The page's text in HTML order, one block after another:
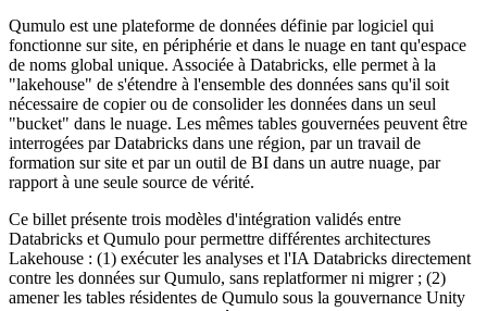
Qumulo est une plateforme de données définie par logiciel qui
fonctionne sur site, en périphérie et dans le nuage en tant qu'espace
de noms global unique. Associée à Databricks, elle permet à la
"lakehouse" de s'étendre à l'ensemble des données sans qu'il soit
nécessaire de copier ou de consolider les données dans un seul
"bucket" dans le nuage. Les mêmes tables gouvernées peuvent être
interrogées par Databricks dans une région, par un travail de
formation sur site et par un outil de BI dans un autre nuage, par
rapport à une seule source de vérité.
Ce billet présente trois modèles d'intégration validés entre
Databricks et Qumulo pour permettre différentes architectures
Lakehouse : (1) exécuter les analyses et l'IA Databricks directement
contre les données sur Qumulo, sans replatformer ni migrer ; (2)
amener les tables résidentes de Qumulo sous la gouvernance Unity